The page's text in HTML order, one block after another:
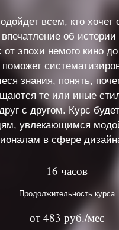
всем, кто хочет
впечатление об
от эпохи немого кино
поможет
знания, понять,
те или иные
с другом. Курс
увлекающимся
в сфере
16 часов
Продолжительность курса
от 483 руб./мес